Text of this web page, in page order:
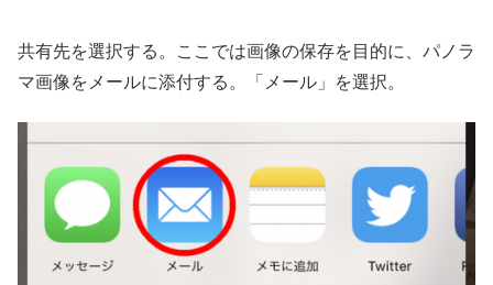
共有先を選択する。ここでは画像の保存を目的に、パノラ
マ画像をメールに添付する。「メール」を選択。